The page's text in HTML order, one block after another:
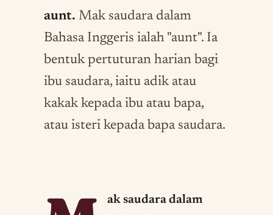
aunt. Mak saudara dalam
Bahasa Inggeris ialah "aunt". Ia
bentuk pertuturan harian bagi
ibu saudara, iaitu adik atau
kakak kepada ibu atau bapa,
atau isteri kepada bapa saudara.
ak saudara dalam